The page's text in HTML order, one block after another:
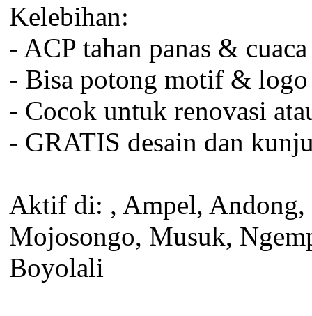
Kelebihan:
- ACP tahan panas &
- Bisa potong motif &
- Cocok untuk renovasi
- GRATIS desain dan
Aktif di: , Ampel, Andong,
Mojosongo, Musuk,
Boyolali